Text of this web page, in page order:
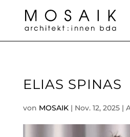
ELIAS SPINAS
von MOSAIK| Nov. 12, 2025|